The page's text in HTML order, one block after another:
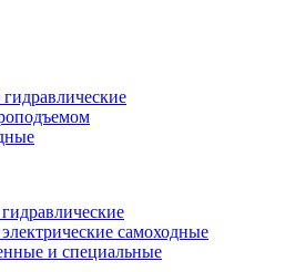
самоходные
и специальные